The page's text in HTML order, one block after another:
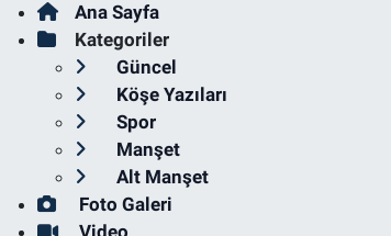
Ana Sayfa
Kategoriler
Güncel
Köşe Yazıları
Spor
Manşet
Alt Manşet
Foto Galeri
Video